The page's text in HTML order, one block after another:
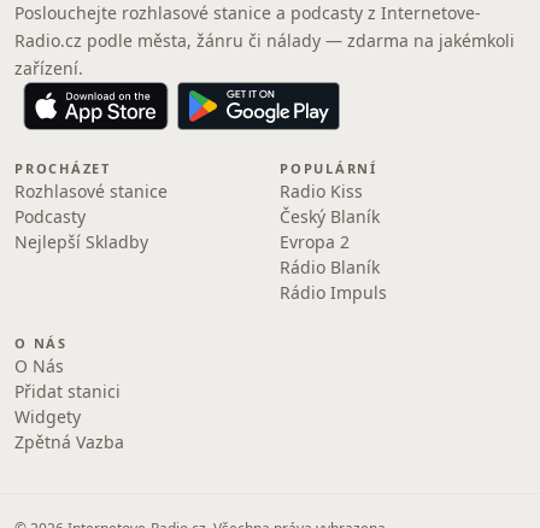
Poslouchejte rozhlasové stanice a podcasty z Internetove-
Radio.cz podle města, žánru či nálady — zdarma na jakémkoli
zařízení.
PROCHÁZET
Rozhlasové stanice
Podcasty
Nejlepší Skladby
POPULÁRNÍ
Radio Kiss
Český Blaník
Evropa 2
Rádio Blaník
Rádio Impuls
O NÁS
O Nás
Přidat stanici
Widgety
Zpětná Vazba